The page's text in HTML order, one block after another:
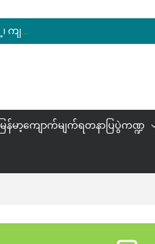
မြန်မာ့ကျောက်မျက်ရတနာပြပွဲ ဗဟိုကော်မတီ (ပထမအကြိမ်)အစည်းအဝေး ကျင်းပ
ပြည်ထောင်စုဝန်ကြီး ဦးဆန်းဦး တရုတ်ပြည်သူ့သမ္မတနိုင်ငံ၊ ရွှေလီမြို့၊ ကျယ်ဂေါင်နယ်စပ်ကုန်သွယ်ရေးဇုန်တွင် မြန်မာ့ကျောက်မျက်ရတနာပြပွဲ တက်ရောက်ဖွင့်လှစ်
နိုင်ငံတော်သမ္မတ ဦးမင်းအောင်လှိုင် မိုးကုတ်ရတနာမြေမှရှာဖွေတွေ့ရှိသည့် ထူးခြားလှပပြီး အရွယ်အစားကြီးမားသည့် နီလာအရိုင်းတုံးကြီးအားကြည့်ရှု
မြန်မာ့ကျောက်မျက်ရတနာပြပွဲကဏ္ဍ